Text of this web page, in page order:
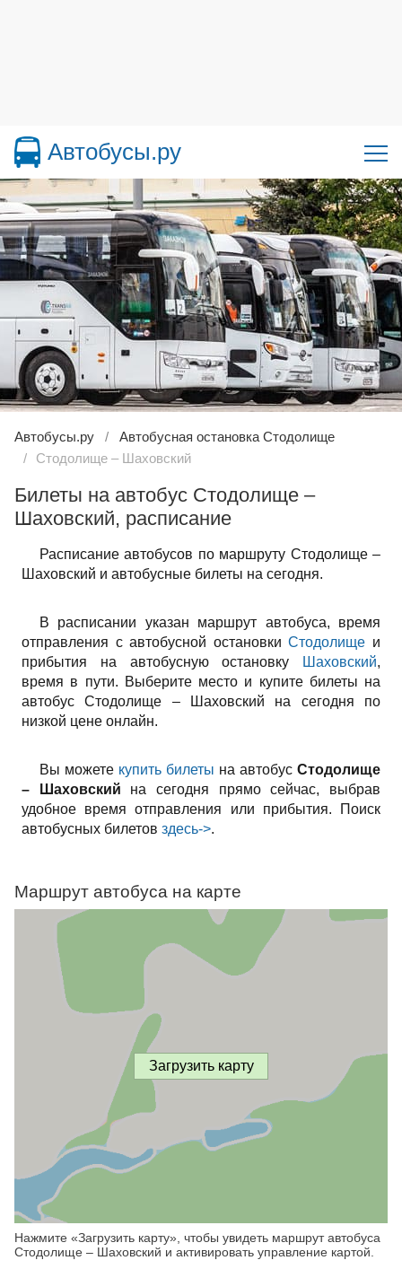
Автобусы.ру
Автобусы.ру
Автобусная остановка Стодолище
Стодолище – Шаховский
Билеты на автобус Стодолище –
Шаховский, расписание
Расписание автобусов по маршруту Стодолище –
Шаховский и автобусные билеты на сегодня.
В расписании указан маршрут автобуса, время
отправления с автобусной остановкиСтодолище и
прибытия на автобусную остановку
Шаховский,
время в пути. Выберите место и купите билеты на
автобус Стодолище – Шаховский на сегодня по
низкой цене онлайн.
Вы можете купить билеты на автобус Стодолище
– Шаховский на сегодня прямо сейчас, выбрав
удобное время отправления или прибытия. Поиск
автобусных билетов здесь->.
Маршрут автобуса на карте
Загрузить карту
Нажмите «Загрузить карту», чтобы увидеть маршрут автобуса
Стодолище – Шаховский и активировать управление картой.